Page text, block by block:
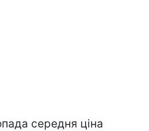
середня ціна